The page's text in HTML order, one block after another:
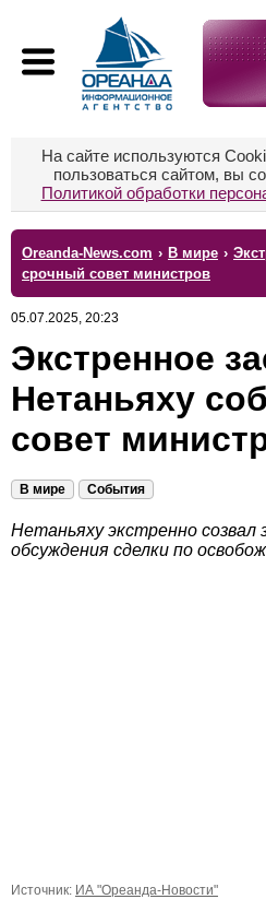
На сайте используются
пользоваться сайтом, вы
Политикой обработки
Oreanda-News.com › В мире ›
срочный совет министров
05.07.2025, 20:23
Экстренное
Нетаньяху
совет
В мире События
Нетаньяху экстренно созвал
обсуждения сделки по
Источник: ИА "Ореанда-Новости"